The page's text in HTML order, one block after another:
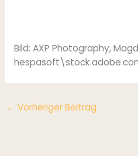
Bild: AXP Photography,
← Vorheriger Beitrag